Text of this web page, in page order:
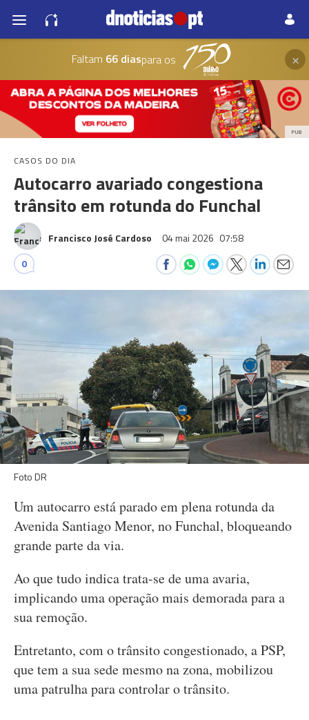
Faltam 66 diaspara os ×
PUB
CASOS DO DIA
Autocarro avariado congestiona
trânsito em rotunda do Funchal
Francisco José Cardoso 04 mai 2026 07:58
0
Foto DR
Um autocarro está parado em plena rotunda da
Avenida Santiago Menor, no Funchal, bloqueando
grande parte da via.
Ao que tudo indica trata-se de uma avaria,
implicando uma operação mais demorada para a
sua remoção.
Entretanto, com o trânsito congestionado, a PSP,
que tem a sua sede mesmo na zona, mobilizou
uma patrulha para controlar o trânsito.